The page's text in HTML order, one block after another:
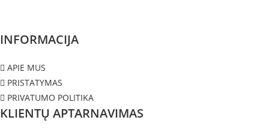
INFORMACIJA
APIE MUS
PRISTATYMAS
PRIVATUMO POLITIKA
KLIENTŲ APTARNAVIMAS